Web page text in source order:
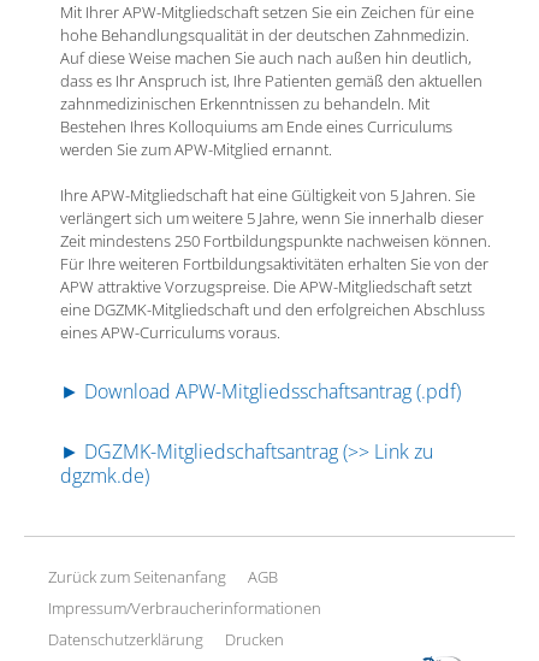
Mit Ihrer APW-Mitgliedschaft setzen Sie ein Zeichen für eine
hohe Behandlungsqualität in der deutschen Zahnmedizin.
Auf diese Weise machen Sie auch nach außen hin deutlich,
dass es Ihr Anspruch ist, Ihre Patienten gemäß den aktuellen
zahnmedizinischen Erkenntnissen zu behandeln. Mit
Bestehen Ihres Kolloquiums am Ende eines Curriculums
werden Sie zum APW-Mitglied ernannt.
Ihre APW-Mitgliedschaft hat eine Gültigkeit von 5 Jahren. Sie
verlängert sich um weitere 5 Jahre, wenn Sie innerhalb dieser
Zeit mindestens 250 Fortbildungspunkte nachweisen können.
Für Ihre weiteren Fortbildungsaktivitäten erhalten Sie von der
APW attraktive Vorzugspreise. Die APW-Mitgliedschaft setzt
eine DGZMK-Mitgliedschaft und den erfolgreichen Abschluss
eines APW-Curriculums voraus.
► Download APW-Mitgliedsschaftsantrag (.pdf)
► DGZMK-Mitgliedschaftsantrag (>> Link zu
dgzmk.de)
Zurück zum Seitenanfang
AGB
Impressum/Verbraucherinformationen
Datenschutzerklärung
Drucken